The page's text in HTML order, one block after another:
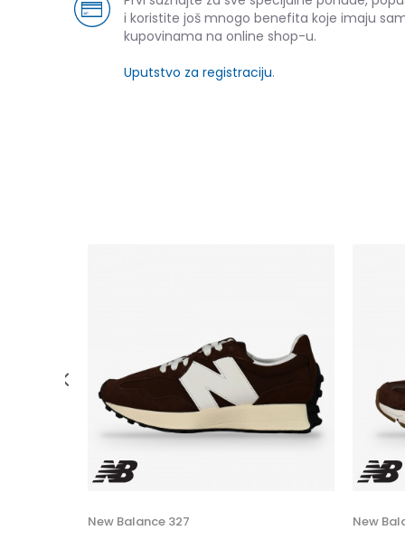
i koristite još mnogo benefita koje imaju
kupovinama na online shop-u.
Uputstvo za registraciju.
New Balance 327 New